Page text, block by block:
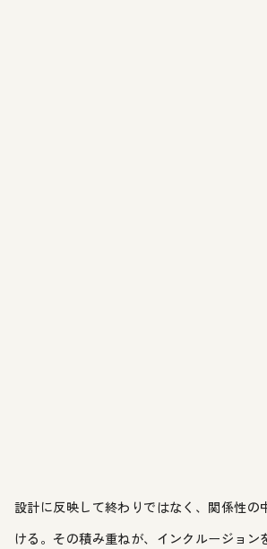
設計に反映して終わりではなく、関係性の
ける。その積み重ねが、インクルージョン